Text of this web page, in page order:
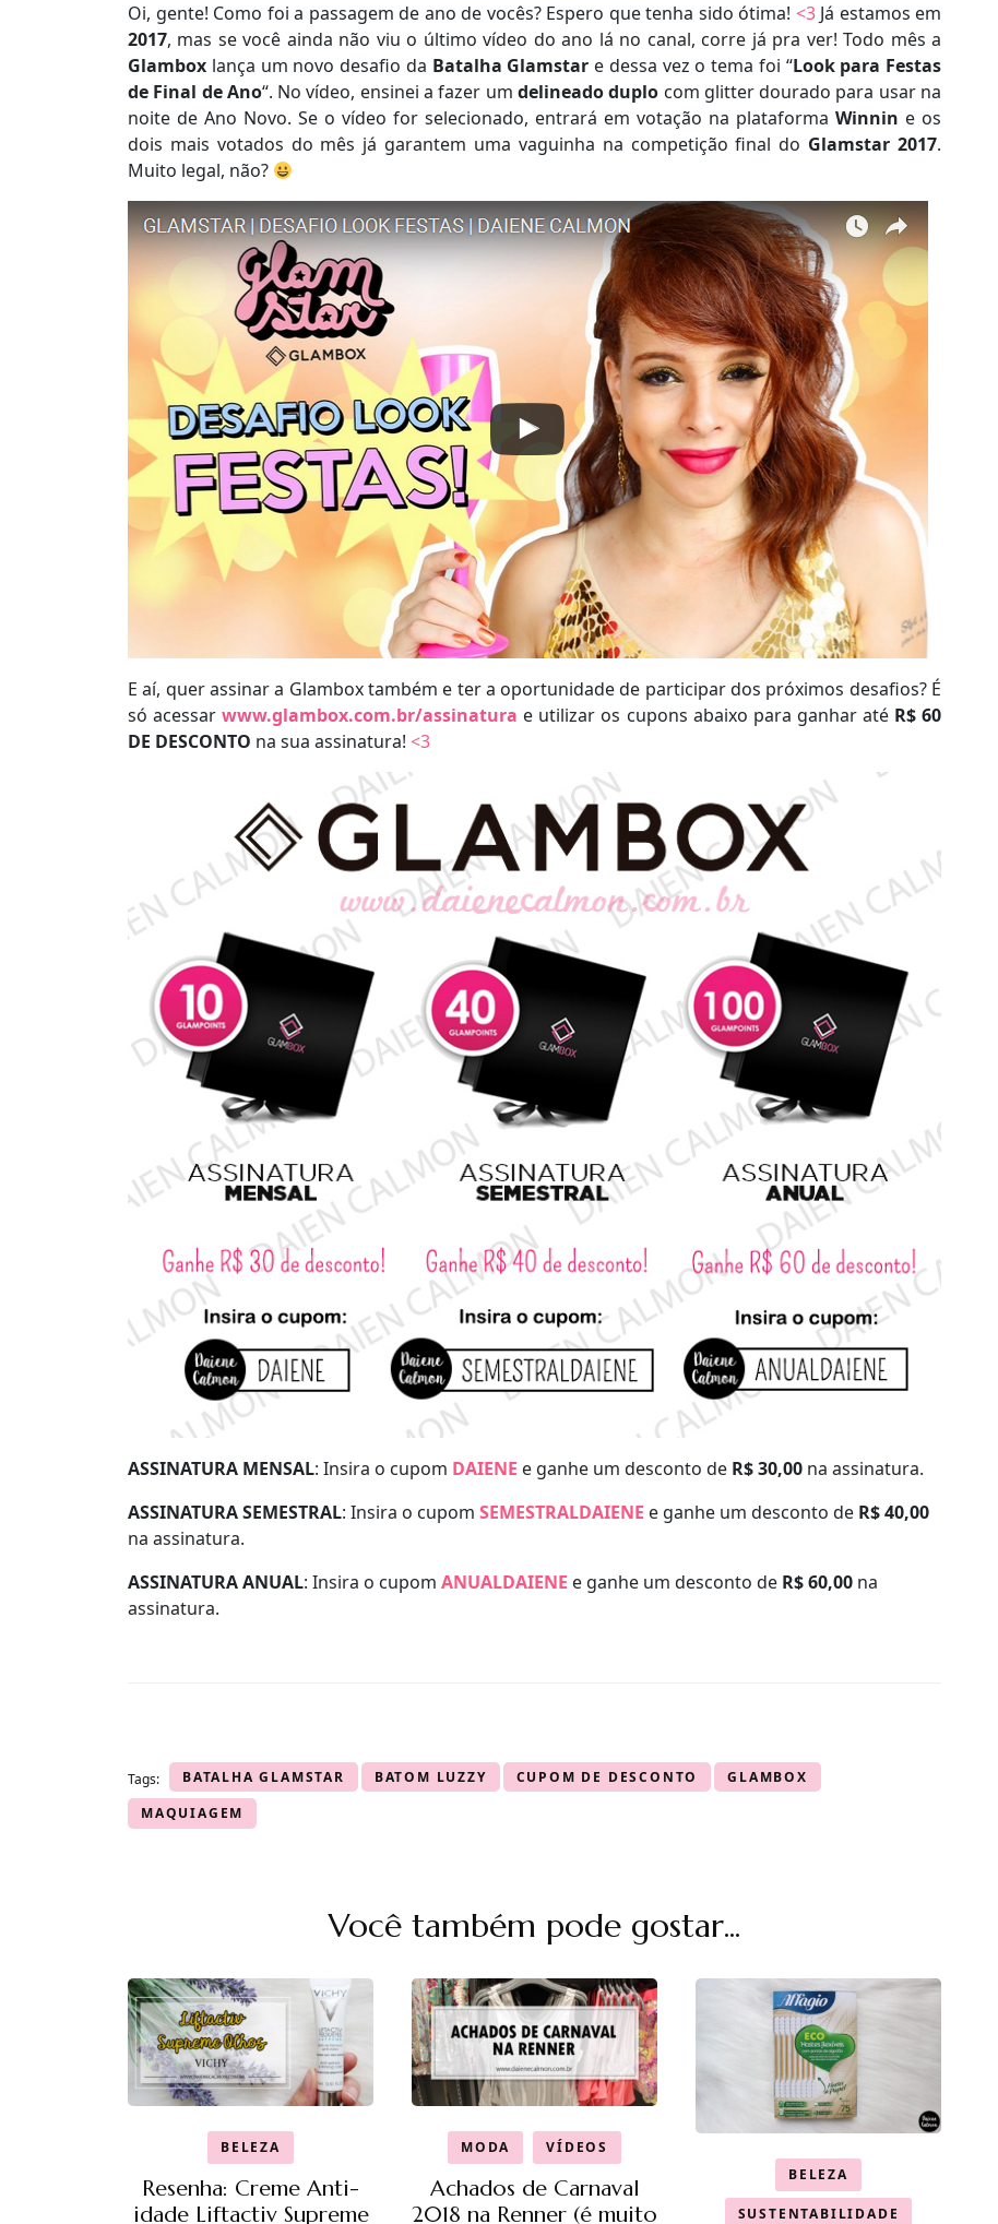
Oi, gente! Como foi a passagem de ano de vocês? Espero que tenha sido ótima! <3Já estamos em
2017, mas se você ainda não viu o último vídeo do ano lá no canal, corre já pra ver! Todo mês a
Glambox lança um novo desafio da Batalha Glamstar e dessa vez o tema foi “Look para Festas
de Final de Ano“. No vídeo, ensinei a fazer um delineado duplo com glitter dourado para usar na
noite de Ano Novo. Se o vídeo for selecionado, entrará em votação na plataforma Winnin e os
dois mais votados do mês já garantem uma vaguinha na competição final do Glamstar 2017.
Muito legal, não?
E aí, quer assinar a Glambox também e ter a oportunidade de participar dos próximos desafios? É
só acessar www.glambox.com.br/assinatura e utilizar os cupons abaixo para ganhar até R$ 60
DE DESCONTO na sua assinatura! <3
ASSINATURA MENSAL: Insira o cupom DAIENE e ganhe um desconto de R$ 30,00 na assinatura.
ASSINATURA SEMESTRAL: Insira o cupom SEMESTRALDAIENE e ganhe um desconto de R$ 40,00
na assinatura.
ASSINATURA ANUAL: Insira o cupom ANUALDAIENE e ganhe um desconto de R$ 60,00 na
assinatura.
Tags: BATALHA GLAMSTAR BATOM LUZZY CUPOM DE DESCONTO
GLAMBOX
MAQUIAGEM
Você também pode gostar...
BELEZA
Resenha: Creme Anti-
idade Liftactiv Supreme
MODA VÍDEOS
Achados de Carnaval
2018 na Renner (é muito
BELEZA
SUSTENTABILIDADE